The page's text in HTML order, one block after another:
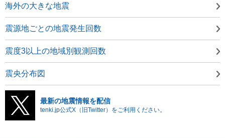
海外の大きな地震
震源地ごとの地震発生回数
震度3以上の地域別観測回数
震央分布図
最新の地震情報を配信
tenki.jp公式X（旧Twitter）をご利用ください。